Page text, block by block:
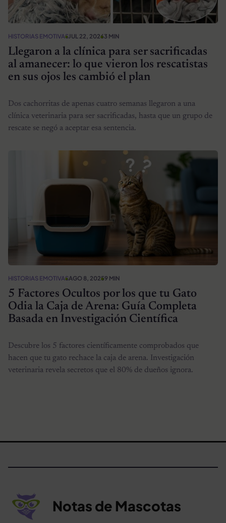
HISTORIAS EMOTIVASJUL 22, 20263 MIN
Llegaron a la clínica para ser sacrificadas
al amanecer: lo que vieron los rescatistas
en sus ojos les cambió el plan
Dos cachorritas de apenas cuatro semanas llegaron a una
clínica veterinaria para ser sacrificadas, hasta que un grupo de
rescate se negó a aceptar esa sentencia.
HISTORIAS EMOTIVASAGO 8, 20259 MIN
5 Factores Ocultos por los que tu Gato
Odia la Caja de Arena: Guía Completa
Basada en Investigación Científica
Descubre los 5 factores científicamente comprobados que
hacen que tu gato rechace la caja de arena. Investigación
veterinaria revela secretos que el 80% de dueños ignora.
Notas de Mascotas